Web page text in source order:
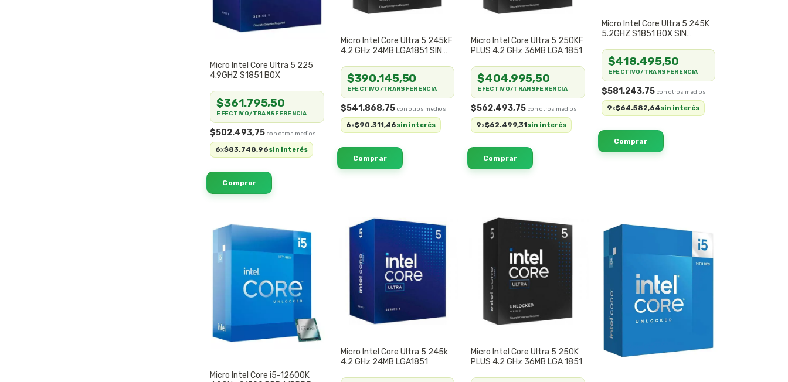
Micro Intel Core Ultra 5 225
4.9GHZ S1851 BOX
$502.493,75
6x$83.748,96sin interés
$361.795,50
EFECTIVO/TRANSFERENCIA
Micro Intel Core Ultra 5 245kF
4.2 GHz 24MB LGA1851 SIN
$541.868,75
6x$90.311,46sin interés
$390.145,50
EFECTIVO/TRANSFERENCIA
Micro Intel Core Ultra 5 250KF
PLUS 4.2 GHz 36MB LGA 1851
$562.493,75
9x$62.499,31sin interés
$404.995,50
EFECTIVO/TRANSFERENCIA
Micro Intel Core Ultra 5 245K
5.2GHZ S1851 BOX SIN
$581.243,75
9x$64.582,64sin interés
$418.495,50
EFECTIVO/TRANSFERENCIA
Micro Intel Core i5-12600K
Micro Intel Core Ultra 5 245k
4.2 GHz 24MB LGA1851
Micro Intel Core Ultra 5 250K
PLUS 4.2 GHz 36MB LGA 1851